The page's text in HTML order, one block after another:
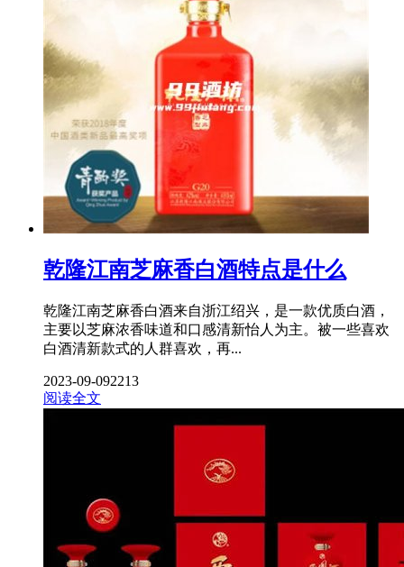
乾隆江南芝麻香白酒特点是什么
乾隆江南芝麻香白酒来自浙江绍兴，是一款优质白酒，
主要以芝麻浓香味道和口感清新怡人为主。被一些喜欢
白酒清新款式的人群喜欢，再...
2023-09-092213
阅读全文